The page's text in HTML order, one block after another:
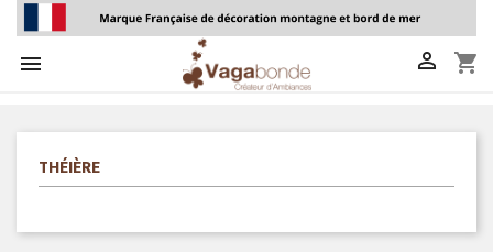
  shopping_cart
THÉIÈRE